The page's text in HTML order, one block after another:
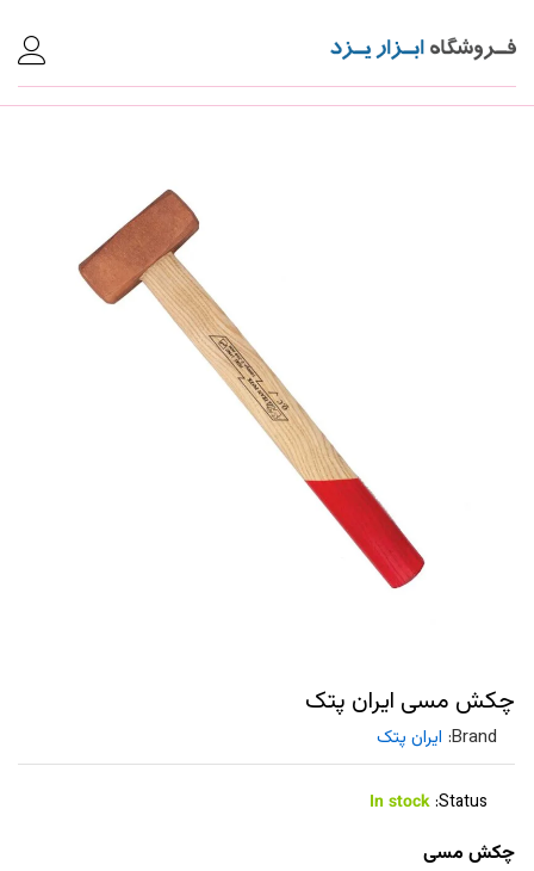
چکش مسی ایران پتک
Brand: ایران پتک
Status:
In stock
چکش مسی